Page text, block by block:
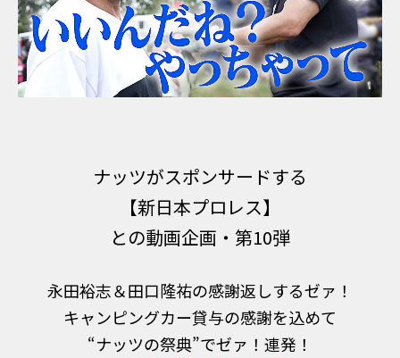
ナッツがスポンサードする
【新日本プロレス】
との動画企画・第10弾
永田裕志＆田口隆祐の感謝返しするゼァ！
キャンピングカー貸与の感謝を込めて
“ナッツの祭典”でゼァ！連発！